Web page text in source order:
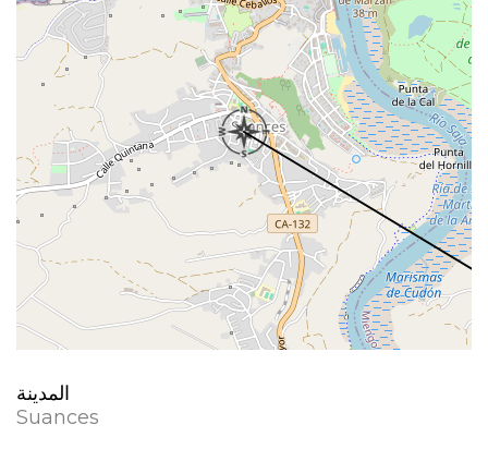
المدينة
Suances